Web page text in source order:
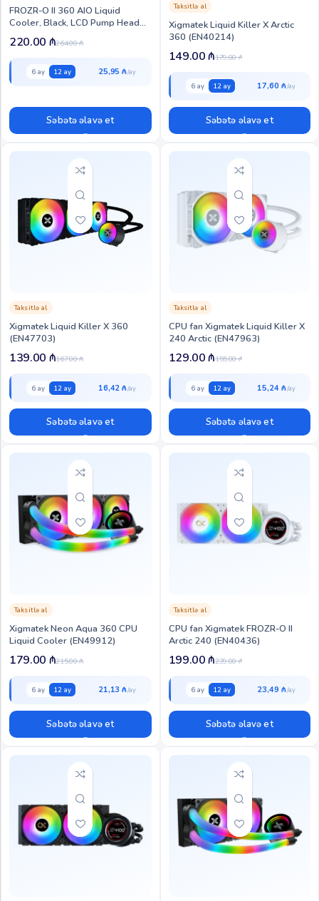
FROZR-O II 360 AIO Liquid
Cooler, Black, LCD Pump Head
(EN40443)
264.00₼
220.00 ₼
6 ay 12 ay 25,95 ₼
Səbətə əlavə et
Xigmatek Liquid Killer X Arctic
360 (EN40214)
Taksitlə al
179.00₼
149.00₼
6 ay 12 ay 17,60 ₼
Səbətə əlavə et
Xigmatek Liquid Killer X 360
(EN47703)
Taksitlə al
167.00₼
139.00 ₼
6 ay 12 ay 16,42 ₼
Səbətə əlavə et
CPU fan Xigmatek Liquid Killer X
240 Arctic (EN47963)
Taksitlə al
155.00₼
129.00₼
6 ay 12 ay 15,24 ₼
Səbətə əlavə et
Xigmatek Neon Aqua 360 CPU
Liquid Cooler (EN49912)
Taksitlə al
215.00₼
179.00 ₼
6 ay 12 ay 21,13 ₼
Səbətə əlavə et
CPU fan Xigmatek FROZR-O II
Arctic 240 (EN40436)
Taksitlə al
239.00₼
199.00₼
6 ay 12 ay 23,49 ₼
Səbətə əlavə et